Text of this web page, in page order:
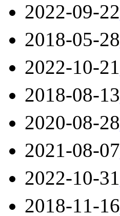
2022-09-22
2018-05-28
2022-10-21
2018-08-13
2020-08-28
2021-08-07
2022-10-31
2018-11-16